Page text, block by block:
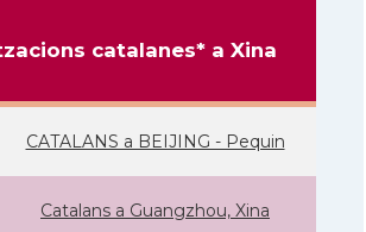
catalanes* a Xina
CATALANS a BEIJING - Pequin
Catalans a Guangzhou, Xina